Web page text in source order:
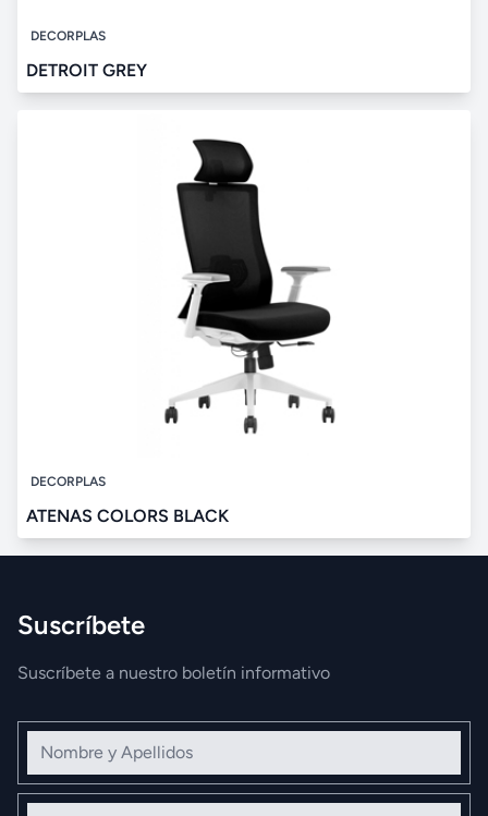
DECORPLAS
DETROIT GREY
DECORPLAS
ATENAS COLORS BLACK
Suscríbete
Suscríbete a nuestro boletín informativo
Nombre y Apellidos
Correo electrónico